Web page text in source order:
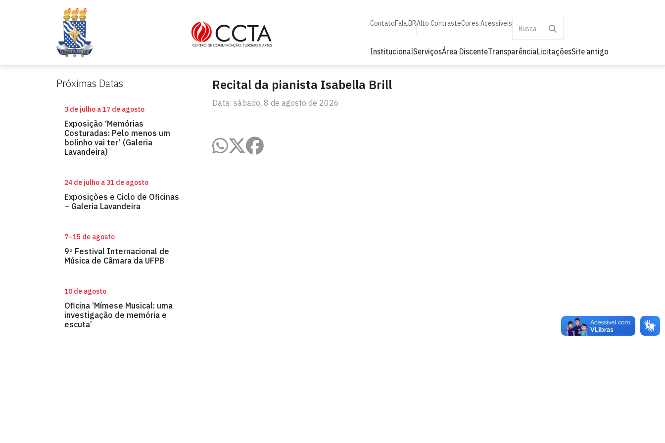
ContatoFala.BRAlto ContrasteCores Acessíveis
InstitucionalServiçosÁrea DiscenteTransparênciaLicitaçõesSite antigo
Próximas Datas
3 de julho a 17 de agosto
Exposição ‘Memórias
Costuradas: Pelo menos um
bolinho vai ter’ (Galeria
Lavandeira)
24 de julho a 31 de agosto
Exposições e Ciclo de Oficinas
– Galeria Lavandeira
7–15 de agosto
9º Festival Internacional de
Música de Câmara da UFPB
10 de agosto
Oficina ‘Mímese Musical: uma
investigação de memória e
escuta’
Recital da pianista Isabella Brill
Data: sábado, 8 de agosto de 2026